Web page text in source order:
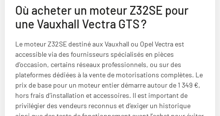
Où acheter un moteur Z32SE pour
une Vauxhall Vectra GTS ?
Le moteur Z32SE destiné aux Vauxhall ou Opel Vectra est
accessible via des fournisseurs spécialisés en pièces
d’occasion, certains réseaux professionnels, ou sur des
plateformes dédiées à la vente de motorisations complètes. Le
prix de base pour un moteur entier démarre autour de 1 349 €,
hors frais d’installation et accessoires. Il est important de
privilégier des vendeurs reconnus et d’exiger un historique